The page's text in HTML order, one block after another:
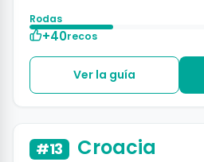
Rodas
+40recos
Ver la guía
#13 Croacia